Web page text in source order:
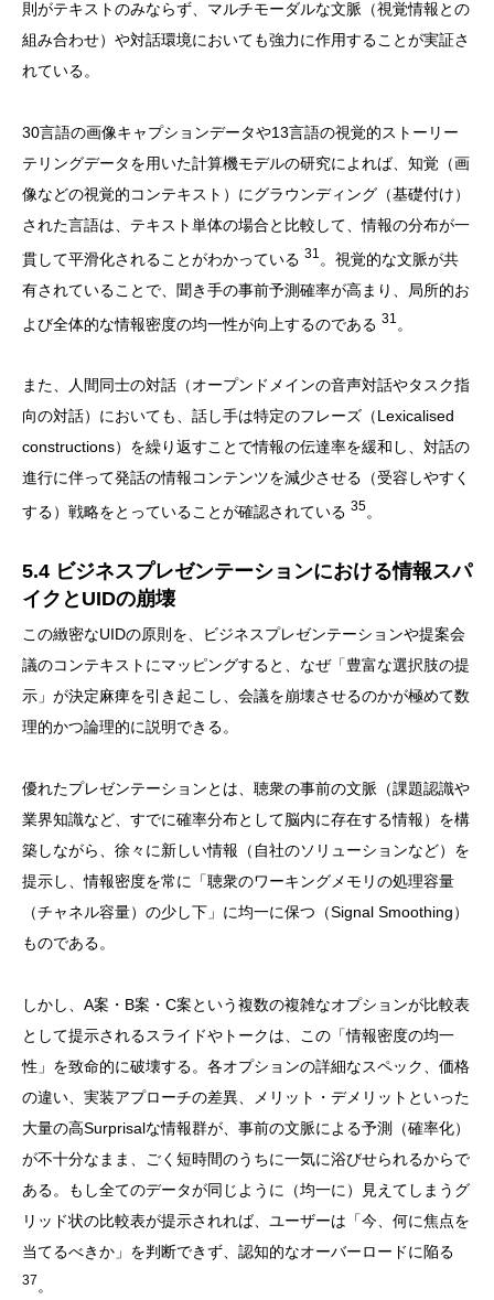
則がテキストのみならず、マルチモーダルな文脈（視覚情報との
組み合わせ）や対話環境においても強力に作用することが実証さ
れている。
30言語の画像キャプションデータや13言語の視覚的ストーリー
テリングデータを用いた計算機モデルの研究によれば、知覚（画
像などの視覚的コンテキスト）にグラウンディング（基礎付け）
された言語は、テキスト単体の場合と比較して、情報の分布が一
貫して平滑化されることがわかっている 31 。視覚的な文脈が共
有されていることで、聞き手の事前予測確率が高まり、局所的お
よび全体的な情報密度の均一性が向上するのである 31
また、人間同士の対話（オープンドメインの音声対話やタスク指
向の対話）においても、話し手は特定のフレーズ（Lexicalised
constructions）を繰り返すことで情報の伝達率を緩和し、対話の
進行に伴って発話の情報コンテンツを減少させる（受容しやすく
する）戦略をとっていることが確認されている 35。
5.4 ビジネスプレゼンテーションにおける情報スパ
イクとUIDの崩壊
この緻密なUIDの原則を、ビジネスプレゼンテーションや提案会
議のコンテキストにマッピングすると、なぜ「豊富な選択肢の提
示」が決定麻痺を引き起こし、会議を崩壊させるのかが極めて数
理的かつ論理的に説明できる。
優れたプレゼンテーションとは、聴衆の事前の文脈（課題認識や
業界知識など、すでに確率分布として脳内に存在する情報）を構
築しながら、徐々に新しい情報（自社のソリューションなど）を
提示し、情報密度を常に「聴衆のワーキングメモリの処理容量
（チャネル容量）の少し下」に均一に保つ（Signal Smoothing）
ものである。
しかし、A案・B案・C案という複数の複雑なオプションが比較表
として提示されるスライドやトークは、この「情報密度の均一
性」を致命的に破壊する。各オプションの詳細なスペック、価格
の違い、実装アプローチの差異、メリット・デメリットといった
大量の高Surprisalな情報群が、事前の文脈による予測（確率化）
が不十分なまま、ごく短時間のうちに一気に浴びせられるからで
ある。もし全てのデータが同じように（均一に）見えてしまうグ
リッド状の比較表が提示されれば、ユーザーは「今、何に焦点を
当てるべきか」を判断できず、認知的なオーバーロードに陥る
37 。